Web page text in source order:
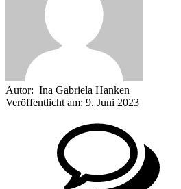
Autor: Ina Gabriela Hanken
Veröffentlicht am: 9. Juni 2023